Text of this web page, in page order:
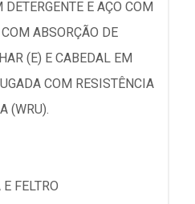
E AÇO COM
ABSORÇÃO DE
(E) E CABEDAL EM
COM RESISTÊNCIA
(WRU).
FELTRO